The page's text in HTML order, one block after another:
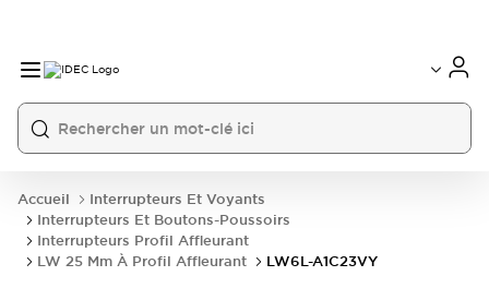
Accueil
Interrupteurs Et Voyants
Interrupteurs Et Boutons-Poussoirs
Interrupteurs Profil Affleurant
LW 25 Mm À Profil Affleurant
LW6L-A1C23VY